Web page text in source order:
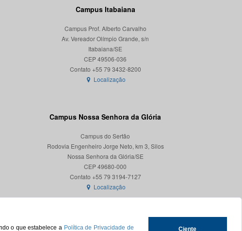
o que estabelece a Política de Privacidade de Ciente
Campus Itabaiana
Campus Prof. Alberto Carvalho
Av. Vereador Olímpio Grande, s/n
Itabaiana/SE
CEP 49506-036
Localização
Campus Nossa Senhora da Glória
Campus do Sertão
Rodovia Engenheiro Jorge Neto, km 3, Silos
Nossa Senhora da Glória/SE
CEP 49680-000
Contato +55 79 3194-7127
Localização